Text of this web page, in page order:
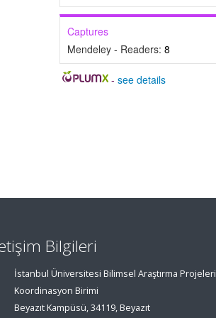
Captures
Mendeley - Readers: 8
-see details
Bilgileri
İstanbul Üniversitesi Bilimsel Araştırma Projeleri
Koordinasyon Birimi
Beyazıt Kampüsü, 34119, Beyazıt